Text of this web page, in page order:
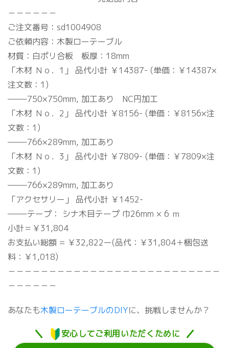
－－－－－－
ご注文番号：sd1004908
ご依頼内容：木製ローテーブル
材質：白ポリ合板 板厚：18mm
「木材 Ｎｏ．1」 品代小計 ￥14387- (単価：￥14387×
注文数：1)
——–750×750mm, 加工あり NC円加工
「木材 Ｎｏ．2」 品代小計 ￥8156- (単価：￥8156×注
文数：1)
——–766×289mm, 加工あり
「木材 Ｎｏ．3」 品代小計 ￥7809- (単価：￥7809×注
文数：1)
——–766×289mm, 加工あり
「アクセサリー」 品代小計 ￥1452-
——–テープ： シナ木目テープ 巾26mm × 6 ｍ
小計＝￥31,804
お支払い総額 = ￥32,822ー(品代：￥31,804＋梱包送
料：￥1,018)
－－－－－－－－－－－－－－－－－－－－－－－－－－
－－－－－－
あなたも木製ローテーブルのDIYに、挑戦しませんか？
安心してご利用いただくために